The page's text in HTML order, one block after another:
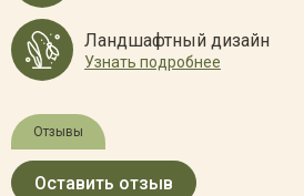
Ландшафтный дизайн
Узнать подробнее
Отзывы
Оставить отзыв